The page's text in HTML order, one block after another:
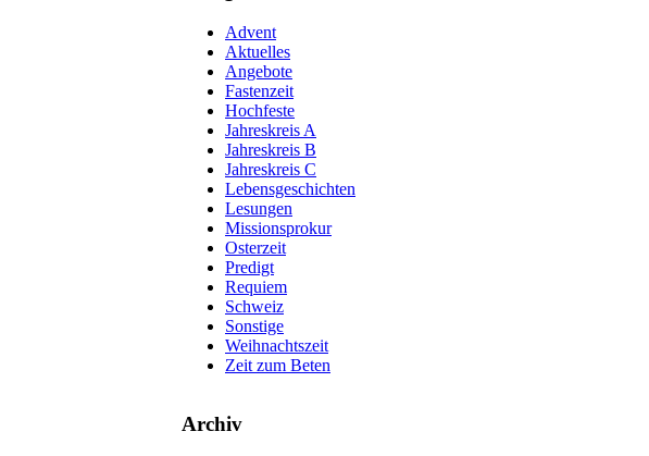
Advent
Aktuelles
Angebote
Fastenzeit
Hochfeste
Jahreskreis A
Jahreskreis B
Jahreskreis C
Lebensgeschichten
Lesungen
Missionsprokur
Osterzeit
Predigt
Requiem
Schweiz
Sonstige
Weihnachtszeit
Zeit zum Beten
Archiv